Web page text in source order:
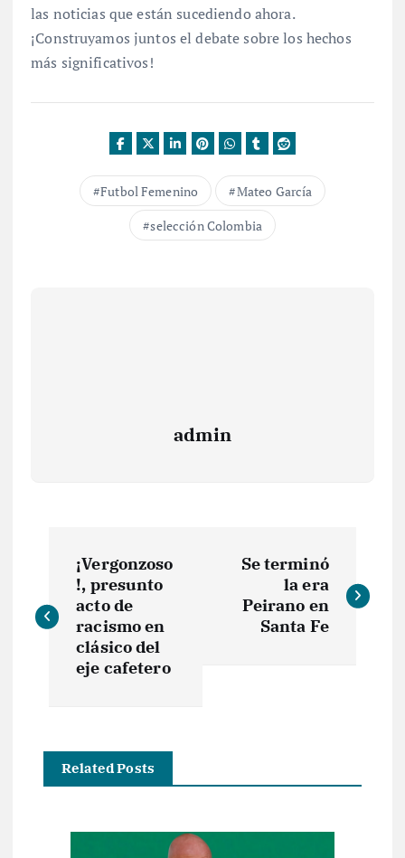
las noticias que están sucediendo ahora.
¡Construyamos juntos el debate sobre los hechos
más significativos!
Futbol Femenino
Mateo García
selección Colombia
admin
a
v
¡Vergonzoso
!, presunto
acto de
racismo en
clásico del
eje cafetero
Se terminó
la era
Peirano en
Santa Fe
Related Posts